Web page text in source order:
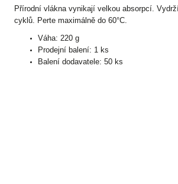
Přírodní vlákna vynikají velkou absorpcí.
cyklů. Perte maximálně do 60°C.
Váha: 220 g
Prodejní balení: 1 ks
Balení dodavatele: 50 ks